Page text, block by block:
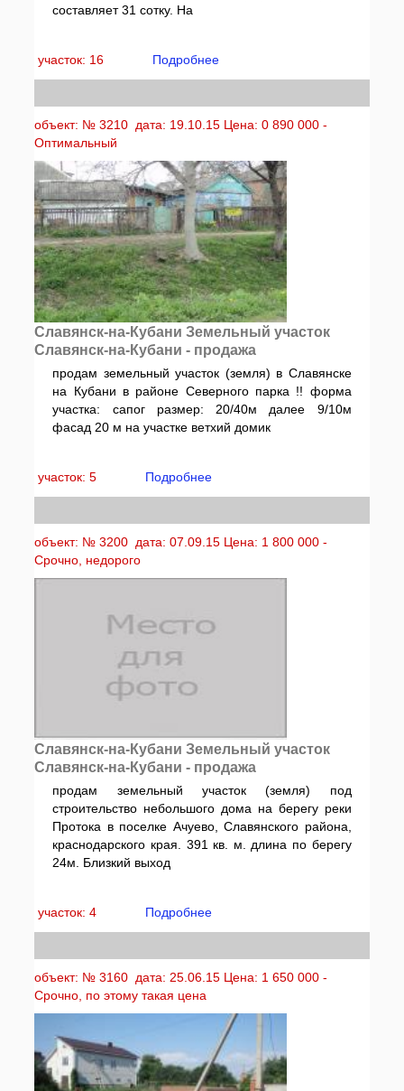
составляет 31 сотку. На
участок: 16 Подробнее
объект: № 3210 дата: 19.10.15 Цена: 0 890 000 -
Оптимальный
Славянск-на-Кубани Земельный участок
Славянск-на-Кубани - продажа
продам земельный участок (земля) в Славянске
на Кубани в районе Северного парка !! форма
участка: сапог размер: 20/40м далее 9/10м
фасад 20 м на участке ветхий домик
участок: 5 Подробнее
объект: № 3200 дата: 07.09.15 Цена: 1 800 000 -
Срочно, недорого
Славянск-на-Кубани Земельный участок
Славянск-на-Кубани - продажа
продам земельный участок (земля) под
строительство небольшого дома на берегу реки
Протока в поселке Ачуево, Славянского района,
краснодарского края. 391 кв. м. длина по берегу
24м. Близкий выход
участок: 4 Подробнее
объект: № 3160 дата: 25.06.15 Цена: 1 650 000 -
Срочно, по этому такая цена